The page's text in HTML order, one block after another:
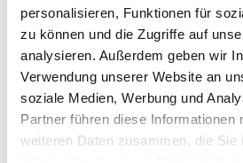
personalisieren, Funktionen für
zu können und die Zugriffe auf
analysieren. Außerdem geben wir
Verwendung unserer Website an
soziale Medien, Werbung und
Partner führen diese Informationen
weiteren Daten zusammen, die Sie